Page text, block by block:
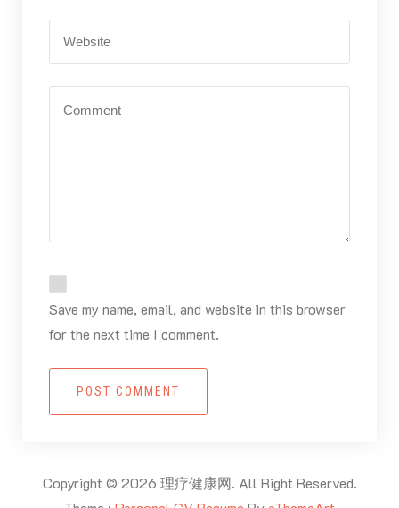
Save my name, email, and website in this browser
for the next time I comment.
POST COMMENT
Copyright © 2026 理疗健康网. All Right Reserved.